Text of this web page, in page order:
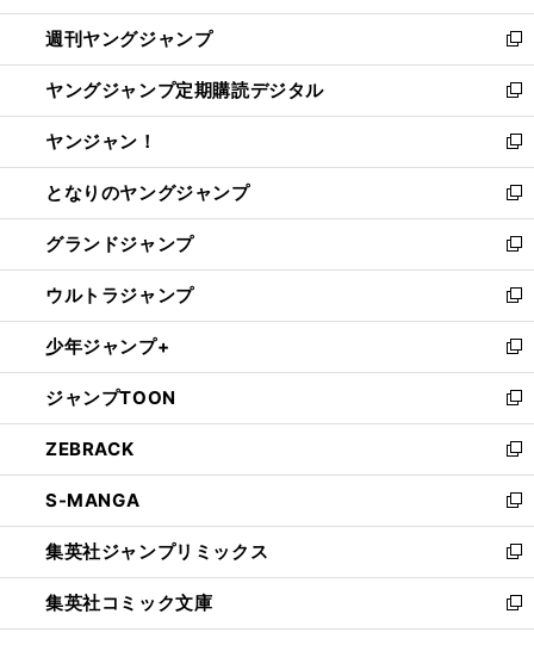
開
く
ウ
で
開
く
ン
ド
ウ
で
開
く
ウ
ィ
ン
ド
ウ
で
開
く
週刊ヤングジャンプ
新
し
い
ウ
ィ
ン
ド
ウ
で
開
く
ヤングジャンプ定期購読デジタル
新
し
い
ウ
ィ
ン
ド
ウ
で
開
く
ヤンジャン！
新
し
い
ウ
ィ
ン
ド
ウ
で
開
く
となりのヤングジャンプ
新
し
い
ウ
ィ
ン
ド
ウ
で
開
く
グランドジャンプ
新
し
い
ウ
ィ
ン
ド
ウ
で
開
く
ウルトラジャンプ
新
し
い
ウ
ィ
ン
ド
ウ
で
開
く
少年ジャンプ+
新
し
い
ウ
ィ
ン
ド
ウ
で
開
く
ジャンプTOON
新
し
い
ウ
ィ
ン
ド
ウ
で
開
ZEBRACK
新
し
い
ウ
ィ
ン
ド
ウ
S-MANGA
新
し
い
ウ
ィ
ン
集英社ジャンプリミックス
新
し
い
ウ
集英社コミック文庫
新
し